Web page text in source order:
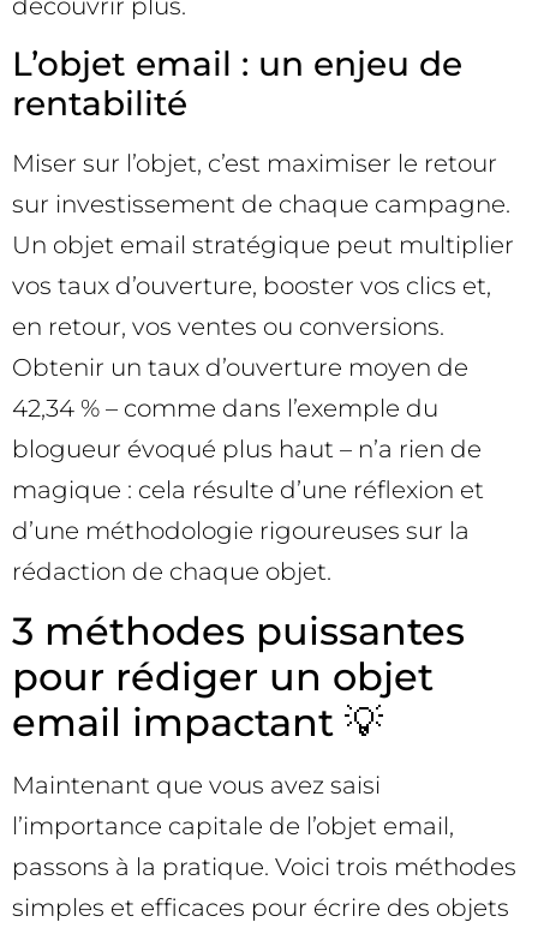
découvrir plus.
L’objet email : un enjeu de
rentabilité
Miser sur l’objet, c’est maximiser le retour
sur investissement de chaque campagne.
Un objet email stratégique peut multiplier
vos taux d’ouverture, booster vos clics et,
en retour, vos ventes ou conversions.
Obtenir un taux d’ouverture moyen de
42,34 % – comme dans l’exemple du
blogueur évoqué plus haut – n’a rien de
magique : cela résulte d’une réflexion et
d’une méthodologie rigoureuses sur la
rédaction de chaque objet.
3 méthodes puissantes
pour rédiger un objet
email impactant 💡
Maintenant que vous avez saisi
l’importance capitale de l’objet email,
passons à la pratique. Voici trois méthodes
simples et efficaces pour écrire des objets